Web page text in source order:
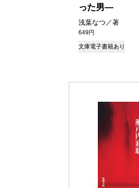
った男―
浅葉なつ／著
649円
文庫電子書籍あり